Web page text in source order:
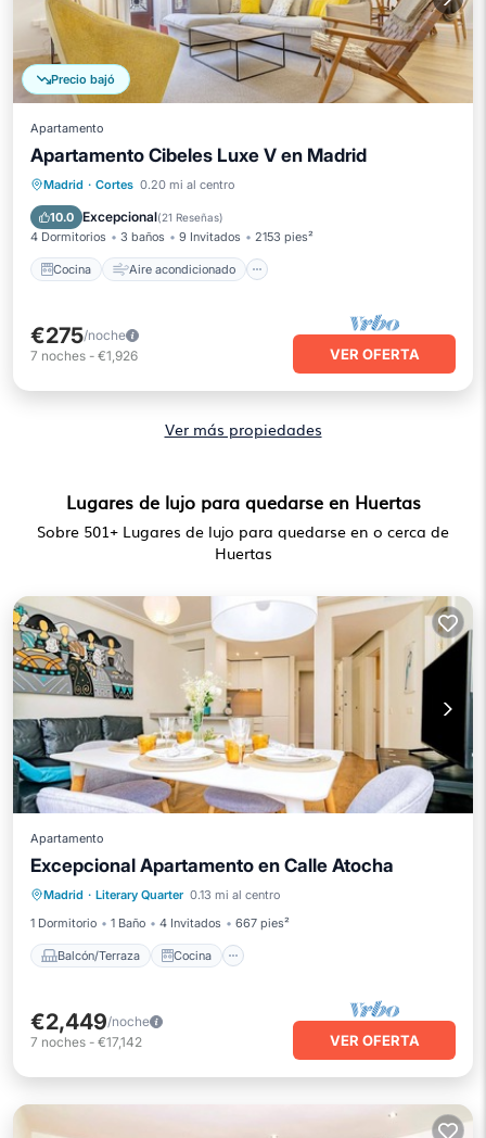
Precio bajó
Apartamento
Apartamento Cibeles Luxe V en Madrid
Madrid · Cortes 0.20 mi al centro
10.0 Excepcional(21 Reseñas)
4 Dormitorios 3 baños 9 Invitados 2153 pies²
Cocina Aire acondicionado
Cocina Aire acondicionado
Apto para niños
€275/noche
7 noches - €1,926 VER OFERTA
Ver más propiedades
Lugares de lujo para quedarse en Huertas
Sobre 501+ Lugares de lujo para quedarse en o cerca de
Huertas
Apartamento
Excepcional Apartamento en Calle Atocha
Madrid · Literary Quarter 0.13 mi al centro
1 Dormitorio
1 Baño 4 Invitados 667 pies²
Balcón/Terraza Cocina
Balcón/Terraza
Cocina
Aire acondicionado
Internet
€2,449/noche
7 noches - €17,142 VER OFERTA